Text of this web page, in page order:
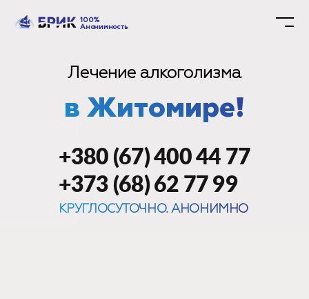
100%
Анонимность
+380 (67) 400 44 77
+373 (68) 62 77 99
КРУГЛОСУТОЧНО. АНОНИМНО
Лечение алкоголизма
в Житомире!